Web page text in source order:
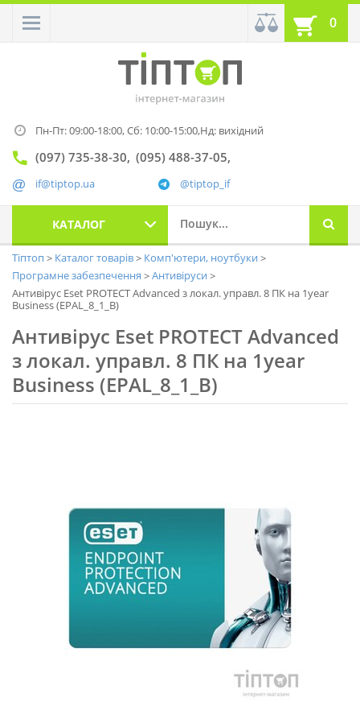
0
Пн-Пт: 09:00-18:00,Сб: 10:00-15:00,Нд: вихідний
(097) 735-38-30 (095) 488-37-05
@tiptop_if
if@tiptop.ua
КАТАЛОГ
Тіптоп Каталог товарів
Комп'ютери, ноутбуки
Програмне забезпечення
Антивіруси
Антивірус Eset PROTECT Advanced з локал. управл. 8 ПК на 1year
Business (EPAL_8_1_B)
Антивірус Eset PROTECT Advanced
з локал. управл. 8 ПК на 1year
Business (EPAL_8_1_B)